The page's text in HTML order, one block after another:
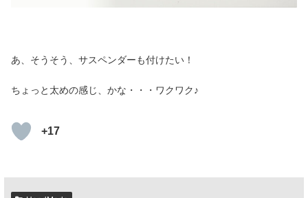
あ、そうそう、サスペンダーも付けたい！
ちょっと太めの感じ、かな・・・ワクワク♪
+17